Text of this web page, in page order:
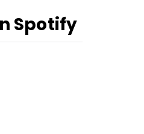
Spotify